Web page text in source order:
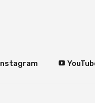
Instagram